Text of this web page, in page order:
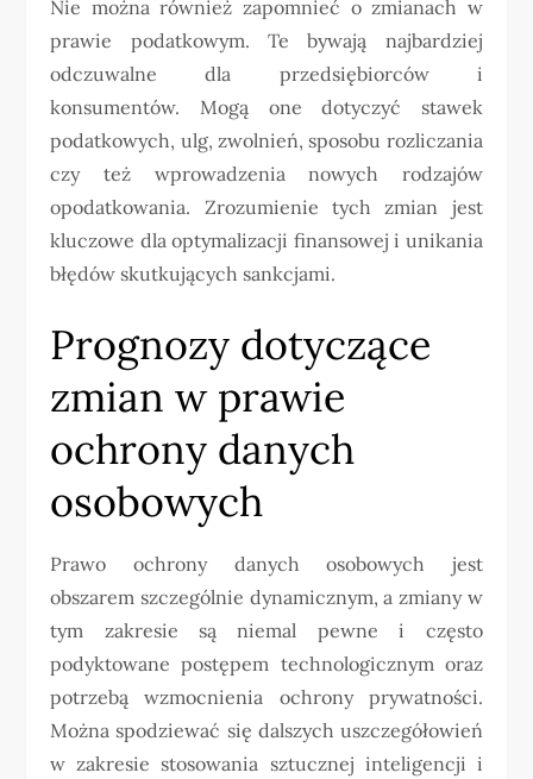
Nie można również zapomnieć o zmianach w
prawie podatkowym. Te bywają najbardziej
odczuwalne dla przedsiębiorców i
konsumentów. Mogą one dotyczyć stawek
podatkowych, ulg, zwolnień, sposobu rozliczania
czy też wprowadzenia nowych rodzajów
opodatkowania. Zrozumienie tych zmian jest
kluczowe dla optymalizacji finansowej i unikania
błędów skutkujących sankcjami.
Prognozy dotyczące
zmian w prawie
ochrony danych
osobowych
Prawo ochrony danych osobowych jest
obszarem szczególnie dynamicznym, a zmiany w
tym zakresie są niemal pewne i często
podyktowane postępem technologicznym oraz
potrzebą wzmocnienia ochrony prywatności.
Można spodziewać się dalszych uszczegółowień
w zakresie stosowania sztucznej inteligencji i